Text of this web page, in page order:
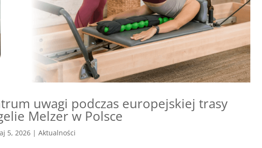
uwagi podczas europejskiej trasy
Melzer w Polsce
5, 2026 |Aktualności